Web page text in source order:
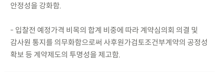
안정성을 강화함.
- 입찰전 예정가격 비목의 합계 비중에 따라 계약심의회 의결 및
감사원 통지를 의무화함으로써 사후원가검토조건부계약의 공정성
확보 등 계약제도의 투명성을 제고함.